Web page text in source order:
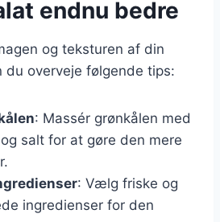
endnu bedre
og teksturen af din
du overveje følgende tips:
: Massér grønkålen med
salt for at gøre den mere
: Vælg friske og
ingredienser for den